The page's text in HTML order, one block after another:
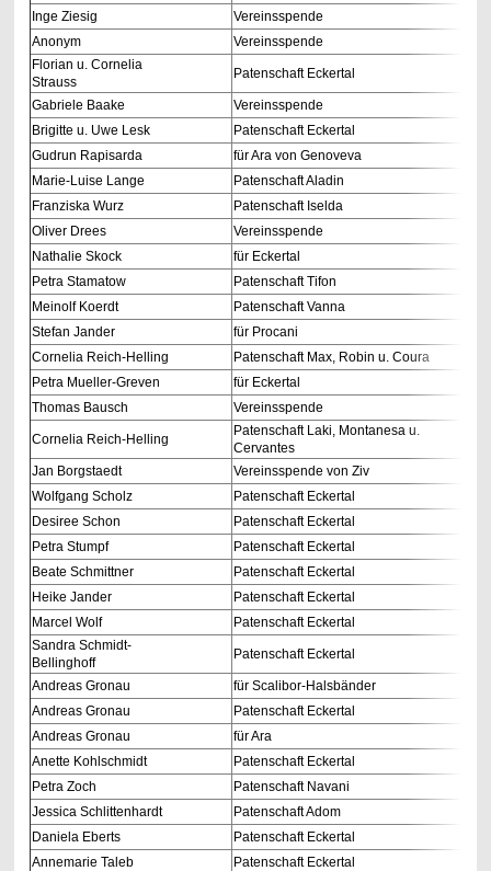
Inge Ziesig
Vereinsspende
Anonym
Vereinsspende
Florian u. Cornelia
Strauss
Patenschaft Eckertal
Gabriele Baake
Vereinsspende
Brigitte u. Uwe Lesk
Patenschaft Eckertal
Gudrun Rapisarda
für Ara von Genoveva
Marie-Luise Lange
Patenschaft Aladin
Franziska Wurz
Patenschaft Iselda
Oliver Drees
Vereinsspende
Nathalie Skock
für Eckertal
Petra Stamatow
Patenschaft Tifon
Meinolf Koerdt
Patenschaft Vanna
Stefan Jander
für Procani
Cornelia Reich-Helling
Patenschaft Max, Robin u. Coura
Petra Mueller-Greven
für Eckertal
Thomas Bausch
Vereinsspende
Cornelia Reich-Helling
Patenschaft Laki, Montanesa u.
Cervantes
Jan Borgstaedt
Vereinsspende von Ziv
Wolfgang Scholz
Patenschaft Eckertal
Desiree Schon
Patenschaft Eckertal
Petra Stumpf
Patenschaft Eckertal
Beate Schmittner
Patenschaft Eckertal
Heike Jander
Patenschaft Eckertal
Marcel Wolf
Patenschaft Eckertal
Sandra Schmidt-
Bellinghoff
Patenschaft Eckertal
Andreas Gronau
für Scalibor-Halsbänder
Andreas Gronau
Patenschaft Eckertal
Andreas Gronau
für Ara
Anette Kohlschmidt
Patenschaft Eckertal
Petra Zoch
Patenschaft Navani
Jessica Schlittenhardt
Patenschaft Adom
Daniela Eberts
Patenschaft Eckertal
Annemarie Taleb
Patenschaft Eckertal